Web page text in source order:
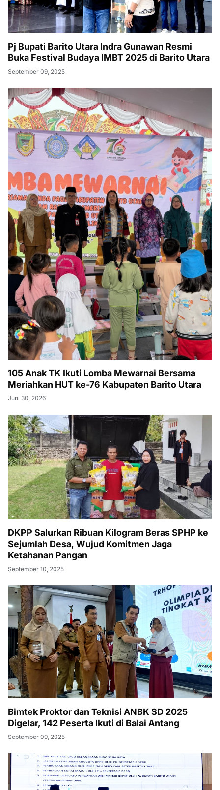
Pj Bupati Barito Utara Indra Gunawan Resmi
Buka Festival Budaya IMBT 2025 di Barito Utara
September 09, 2025
105 Anak TK Ikuti Lomba Mewarnai Bersama
Meriahkan HUT ke-76 Kabupaten Barito Utara
Juni 30, 2026
DKPP Salurkan Ribuan Kilogram Beras SPHP ke
Sejumlah Desa, Wujud Komitmen Jaga
Ketahanan Pangan
September 10, 2025
Bimtek Proktor dan Teknisi ANBK SD 2025
Digelar, 142 Peserta Ikuti di Balai Antang
September 09, 2025